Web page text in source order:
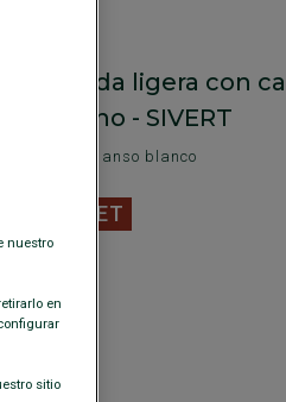
acolchada ligera con
marino - SIVERT
Plumón de ganso blanco
OUTLET
nuestro
en
sitio